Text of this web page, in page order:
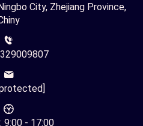
City, Zhejiang Province,
9:00 - 17:00